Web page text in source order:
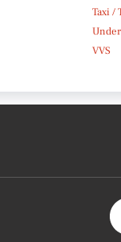
Taxi /
VVS